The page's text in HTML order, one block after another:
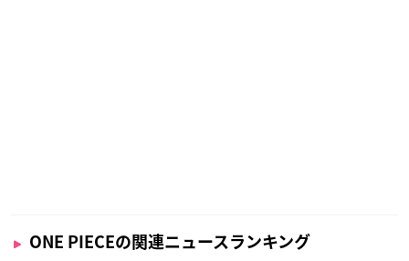
ONE PIECEの関連ニュースランキング